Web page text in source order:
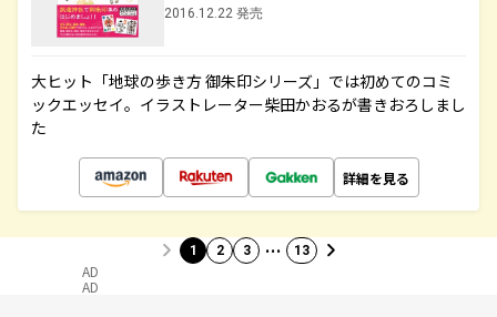
2016.12.22 発売
大ヒット「地球の歩き方 御朱印シリーズ」では初めてのコミ
ックエッセイ。イラストレーター柴田かおるが書きおろしまし
た
詳細を見る
1 2 3 … 13
AD
AD